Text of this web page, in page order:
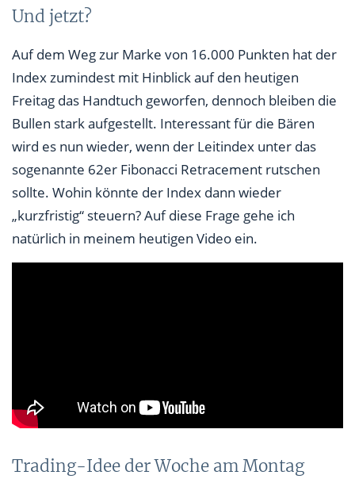
Und jetzt?
Auf dem Weg zur Marke von 16.000 Punkten hat der
Index zumindest mit Hinblick auf den heutigen
Freitag das Handtuch geworfen, dennoch bleiben die
Bullen stark aufgestellt. Interessant für die Bären
wird es nun wieder, wenn der Leitindex unter das
sogenannte 62er Fibonacci Retracement rutschen
sollte. Wohin könnte der Index dann wieder
„kurzfristig“ steuern? Auf diese Frage gehe ich
natürlich in meinem heutigen Video ein.
Trading-Idee der Woche am Montag